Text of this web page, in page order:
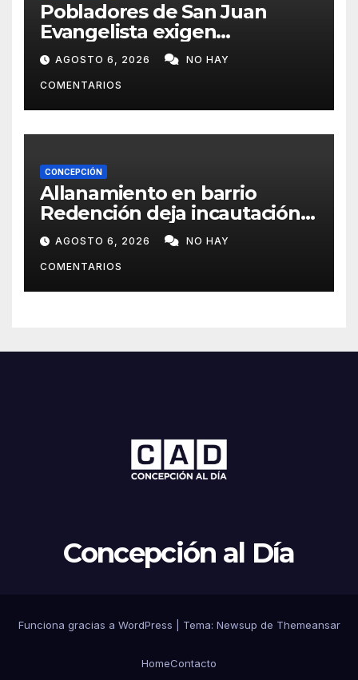
Pobladores de San Juan
Evangelista exigen
reparación urgente de
caminos vecinales
AGOSTO 6, 2026 NO HAY
COMENTARIOS
CONCEPCIÓN
Allanamiento en barrio
Redención deja incautación
de presunta cocaína tipo
crack en Concepción
AGOSTO 6, 2026 NO HAY
COMENTARIOS
Concepción al Día
Funciona gracias a WordPress Tema: Newsup de Themeansar
HomeContacto